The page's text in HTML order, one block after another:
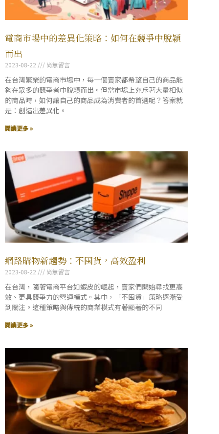
電商市場中的差異化策略：如何在競爭中脫穎
而出
2023-08-22 尚無留言
在台灣繁榮的電商市場中，每一個賣家都希望自己的商品能
夠在眾多的競爭者中脫穎而出。但當市場上充斥著大量相似
的商品時，如何讓自己的商品成為消費者的首選呢？答案就
是：創造出差異化。
閱讀更多 »
網路購物新趨勢：不囤貨，高效盈利
2023-08-22 尚無留言
在台灣，隨著電商平台如蝦皮的崛起，賣家們開始尋找更高
效、更具競爭力的營運模式。其中，「不囤貨」策略逐漸受
到關注。這種策略與傳統的商業模式有著顯著的不同
閱讀更多 »